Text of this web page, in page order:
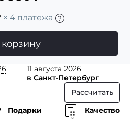
× 4 платежа
11 августа 2026
в Санкт-Петербург
Рассчитать
Подарки
Качество